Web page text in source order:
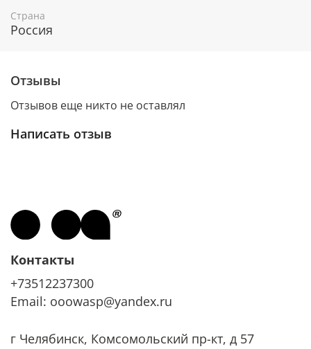
Страна
Россия
Отзывы
Отзывов еще никто не оставлял
Написать отзыв
Контакты
+73512237300
Email: ooowasp@yandex.ru
г Челябинск, Комсомольский пр-кт, д 57